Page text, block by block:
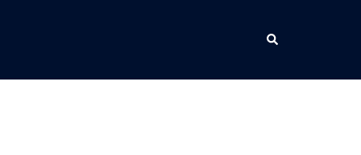
Caută